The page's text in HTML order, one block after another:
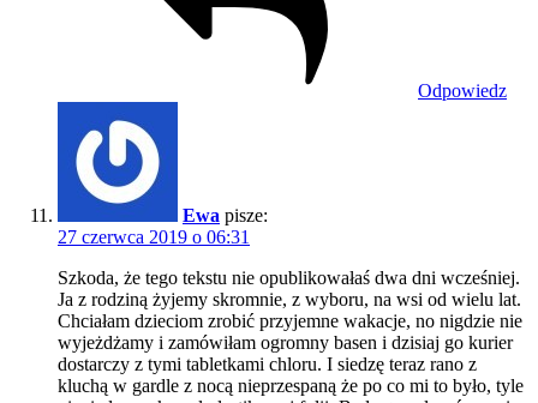
Odpowiedz
Ewa pisze:
27 czerwca 2019 o 06:31
Szkoda, że tego tekstu nie opublikowałaś dwa dni wcześniej.
Ja z rodziną żyjemy skromnie, z wyboru, na wsi od wielu lat.
Chciałam dzieciom zrobić przyjemne wakacje, no nigdzie nie
wyjeżdżamy i zamówiłam ogromny basen i dzisiaj go kurier
dostarczy z tymi tabletkami chloru. I siedzę teraz rano z
kluchą w gardle z nocą nieprzespaną że po co mi to było, tyle